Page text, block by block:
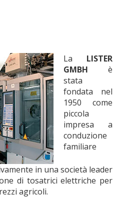
La LISTER
GMBH è
stata
fondata nel
1950 come
piccola
impresa a
conduzione
familiare
in una società leader
di tosatrici elettriche per
agricoli.